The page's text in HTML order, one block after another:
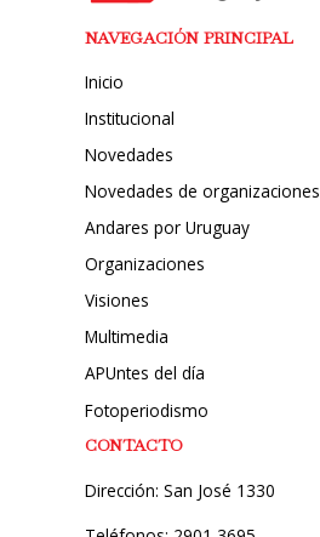
NAVEGACIÓN PRINCIPAL
Inicio
Institucional
Novedades
Novedades de organizaciones
Andares por Uruguay
Organizaciones
Visiones
Multimedia
APUntes del día
Fotoperiodismo
CONTACTO
Dirección: San José 1330